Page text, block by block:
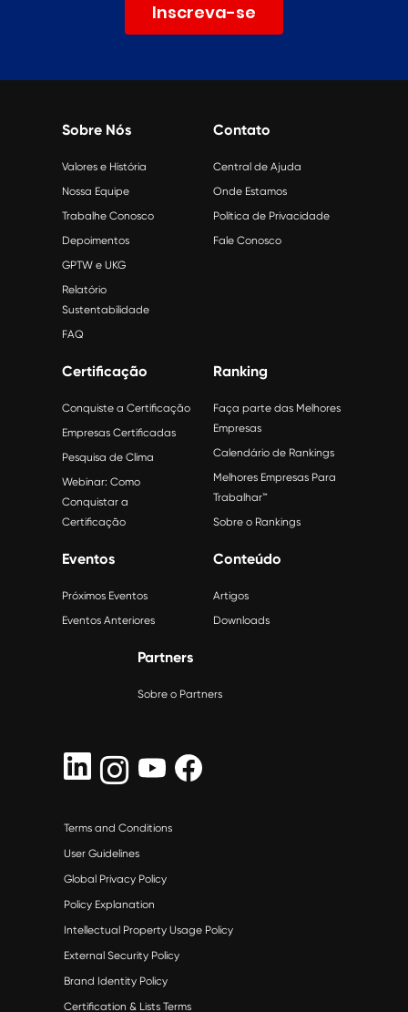
Inscreva-se
Sobre Nós
Valores e História
Nossa Equipe
Trabalhe Conosco
Depoimentos
GPTW e UKG
Relatório
Sustentabilidade
FAQ
Contato
Central de Ajuda
Onde Estamos
Política de Privacidade
Fale Conosco
Certificação
Conquiste a Certificação
Empresas Certificadas
Pesquisa de Clima
Webinar: Como
Conquistar a
Certificação
Ranking
Faça parte das Melhores
Empresas
Calendário de Rankings
Melhores Empresas Para
Trabalhar™
Sobre o Rankings
Eventos
Próximos Eventos
Eventos Anteriores
Conteúdo
Artigos
Downloads
Partners
Sobre o Partners
Terms and Conditions
User Guidelines
Global Privacy Policy
Policy Explanation
Intellectual Property Usage Policy
External Security Policy
Brand Identity Policy
Certification & Lists Terms